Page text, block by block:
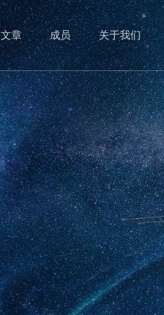
文章 成员 关于我们